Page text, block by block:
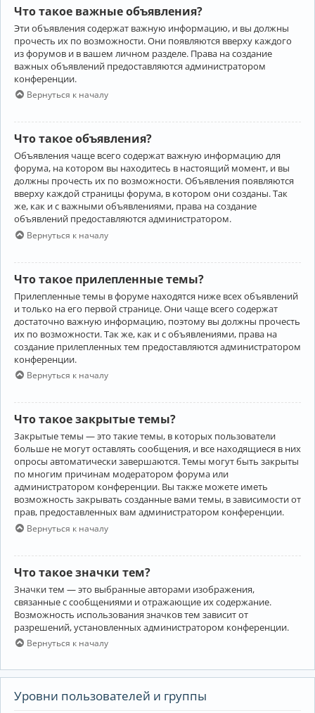
Что такое важные объявления?
Эти объявления содержат важную информацию, и вы должны
прочесть их по возможности. Они появляются вверху каждого
из форумов и в вашем личном разделе. Права на создание
важных объявлений предоставляются администратором
конференции.
Вернуться к началу
Что такое объявления?
Объявления чаще всего содержат важную информацию для
форума, на котором вы находитесь в настоящий момент, и вы
должны прочесть их по возможности. Объявления появляются
вверху каждой страницы форума, в котором они созданы. Так
же, как и с важными объявлениями, права на создание
объявлений предоставляются администратором.
Вернуться к началу
Что такое прилепленные темы?
Прилепленные темы в форуме находятся ниже всех объявлений
и только на его первой странице. Они чаще всего содержат
достаточно важную информацию, поэтому вы должны прочесть
их по возможности. Так же, как и с объявлениями, права на
создание прилепленных тем предоставляются администратором
конференции.
Вернуться к началу
Что такое закрытые темы?
Закрытые темы — это такие темы, в которых пользователи
больше не могут оставлять сообщения, и все находящиеся в них
опросы автоматически завершаются. Темы могут быть закрыты
по многим причинам модератором форума или
администратором конференции. Вы также можете иметь
возможность закрывать созданные вами темы, в зависимости от
прав, предоставленных вам администратором конференции.
Вернуться к началу
Что такое значки тем?
Значки тем — это выбранные авторами изображения,
связанные с сообщениями и отражающие их содержание.
Возможность использования значков тем зависит от
разрешений, установленных администратором конференции.
Вернуться к началу
Уровни пользователей и группы